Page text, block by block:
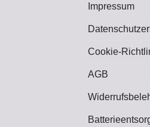
Impressum
Cookie-
AGB